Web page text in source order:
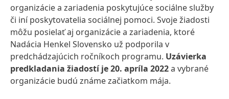
organizácie a zariadenia poskytujúce sociálne služby
či iní poskytovatelia sociálnej pomoci. Svoje žiadosti
môžu posielať aj organizácie a zariadenia, ktoré
Nadácia Henkel Slovensko už podporila v
predchádzajúcich ročníkoch programu. Uzávierka
predkladania žiadostí je 20. apríla 2022a vybrané
organizácie budú známe začiatkom mája.